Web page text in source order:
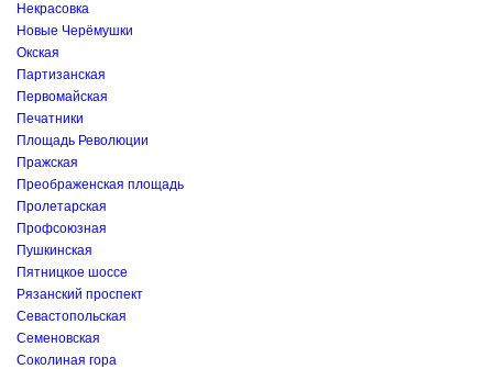
Некрасовка
Новые Черёмушки
Окская
Партизанская
Первомайская
Печатники
Площадь Революции
Пражская
Преображенская площадь
Пролетарская
Профсоюзная
Пушкинская
Пятницкое шоссе
Рязанский проспект
Севастопольская
Семеновская
Соколиная гора